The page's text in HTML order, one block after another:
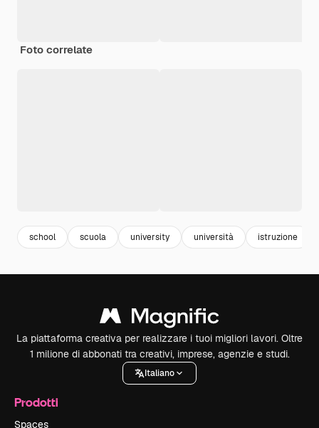
Foto correlate
school scuola university università istruzione
La piattaforma creativa per realizzare i tuoi migliori lavori. Oltre
1 milione di abbonati tra creativi, imprese, agenzie e studi.
Italiano
Prodotti
Spaces